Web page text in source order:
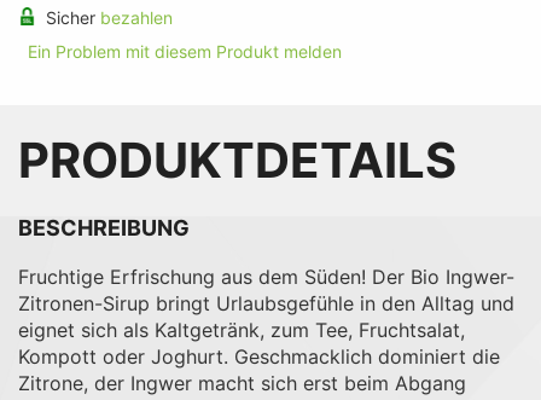
Sicher bezahlen
Ein Problem mit diesem Produkt melden
PRODUKTDETAILS
BESCHREIBUNG
Fruchtige Erfrischung aus dem Süden! Der Bio Ingwer-
Zitronen-Sirup bringt Urlaubsgefühle in den Alltag und
eignet sich als Kaltgetränk, zum Tee, Fruchtsalat,
Kompott oder Joghurt. Geschmacklich dominiert die
Zitrone, der Ingwer macht sich erst beim Abgang